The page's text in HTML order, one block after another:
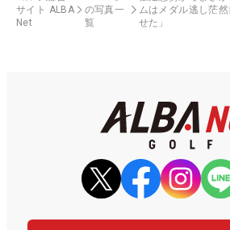
サイト ALBA
Net
の写真一
覧
ムはメダル逃し茫
せた」